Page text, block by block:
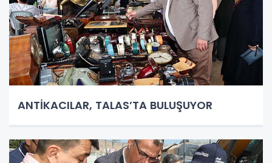
ANTİKACILAR, TALAS’TA BULUŞUYOR